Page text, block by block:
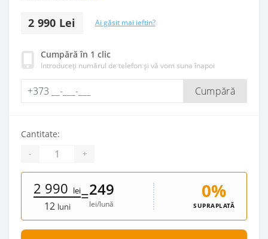
2 990 Lei Ai găsit mai ieftin?
Cumpără în 1 clic
Introduceți numărul de telefon și vă vom suna înapoi
Cumpără
Cantitate:
- +
2 990 lei
12 luni
=249
lei/lună
0%
SUPRAPLATĂ